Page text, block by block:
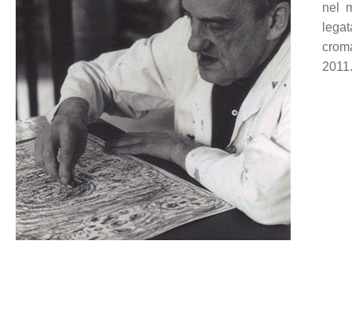
nel
2011.